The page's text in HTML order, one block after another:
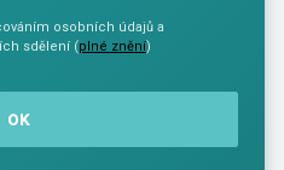
osobních údajů a
sdělení (plné znění)